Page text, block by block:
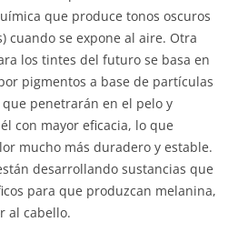
que produce tonos oscuros
cuando se expone al aire. Otra
los tintes del futuro se basa en
pigmentos a base de partículas
penetrarán en el pelo y
con mayor eficacia, lo que
mucho más duradero y estable.
desarrollando sustancias que
para que produzcan melanina,
al cabello.